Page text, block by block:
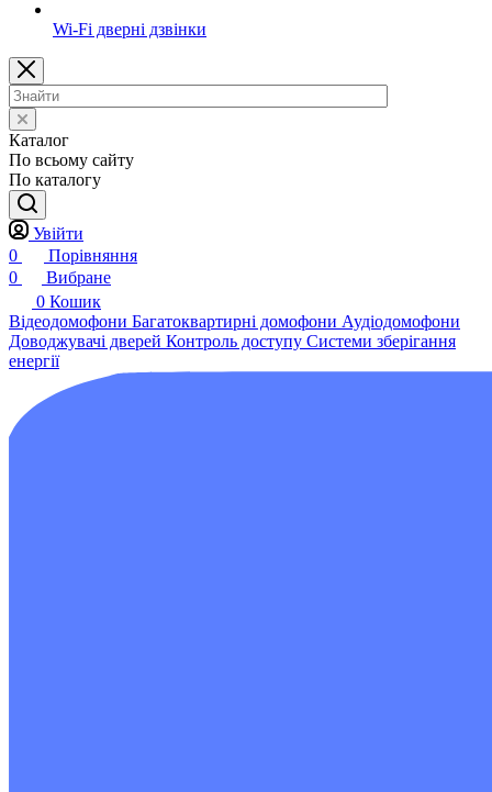
Wi-Fi дверні дзвінки
Каталог
По всьому сайту
По каталогу
Увійти
0
Порівняння
0
Вибране
0 Кошик
Відеодомофони Багатоквартирні домофони Аудіодомофони
Доводжувачі дверей Контроль доступу Системи зберігання
енергії